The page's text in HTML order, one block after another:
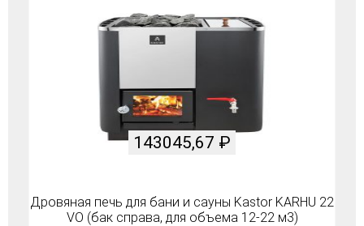
Дровяная печь для бани и сауны Kastor KARHU 22
VO (бак справа, для объема 12-22 м3)
143045,67 ₽